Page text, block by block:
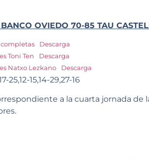
OVIEDO 70-85 TAU
completas
Descarga
Toni Ten
Descarga
Natxo Lezkano
Descarga
25,12-15,14-29,27-16
a la cuarta jornada de